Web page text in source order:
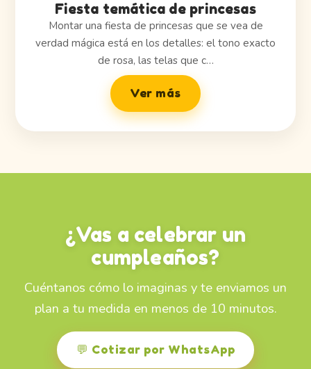
Fiesta temática de princesas
Montar una fiesta de princesas que se vea de
verdad mágica está en los detalles: el tono exacto
de rosa, las telas que c…
Ver más
¿Vas a celebrar un
cumpleaños?
Cuéntanos cómo lo imaginas y te enviamos un
plan a tu medida en menos de 10 minutos.
💬 Cotizar por WhatsApp